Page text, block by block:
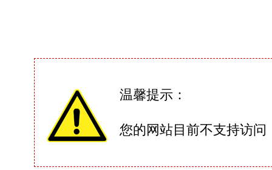
温馨提示：
您的网站目前不支持访